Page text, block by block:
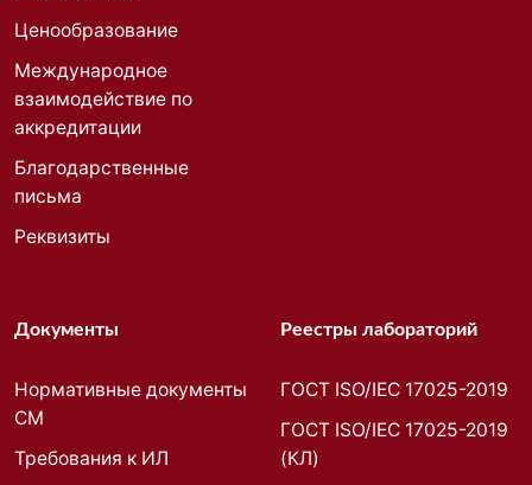
Ценообразование
Международное
взаимодействие по
аккредитации
Благодарственные
письма
Реквизиты
Документы
Нормативные документы
СМ
Требования к ИЛ
Реестры лабораторий
ГОСТ ISO/IEC 17025-2019
ГОСТ ISO/IEC 17025-2019
(КЛ)